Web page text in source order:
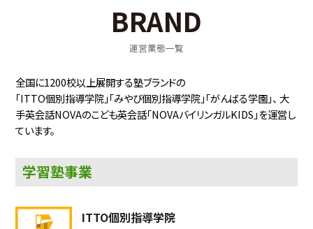
ITTO個別指導学院 稲沢西校 譲受
愛知県稲沢市のITTO個別指導学院 稲沢
BRAND
運営業態一覧
全国に1200校以上展開する塾ブランドの
「ITTO個別指導学院」「みやび個別指導学院」「がんばる学園」、 大
手英会話NOVAのこども英会話「NOVAバイリンガルKIDS」を運営し
ています。
学習塾事業
ITTO個別指導学院